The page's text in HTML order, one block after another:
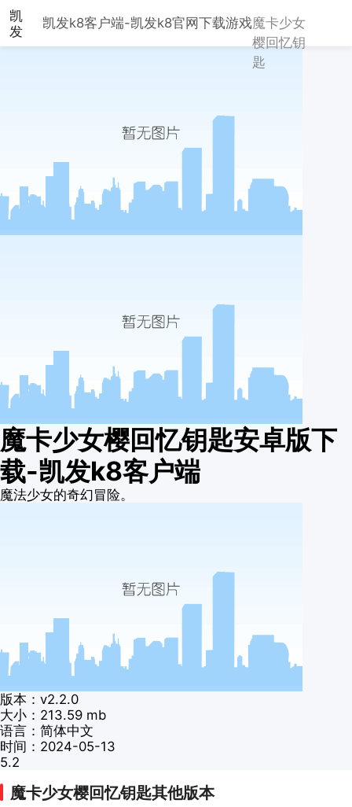
凯
发
k8
下
载
凯发k8客户端-凯发k8官网下载游戏魔卡少女
樱回忆钥
匙
魔卡少女樱回忆钥匙安卓版下
载-凯发k8客户端
魔法少女的奇幻冒险。
版本：v2.2.0
大小：213.59 mb
语言：简体中文
时间：2024-05-13
5.2
魔卡少女樱回忆钥匙其他版本